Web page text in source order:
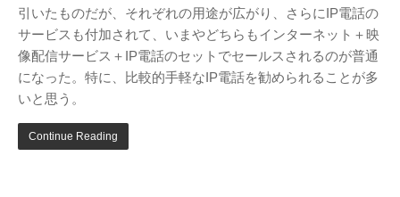
関心(87)
グルメ
マーケティング(29)
文房具
社会(8)
街歩き(34)
引いたものだが、それぞれの用途が広がり、さらにIP電話の
サービスも付加されて、いまやどちらもインターネット＋映
像配信サービス＋IP電話のセットでセールスされるのが普通
になった。特に、比較的手軽なIP電話を勧められることが多
いと思う。
Continue Reading